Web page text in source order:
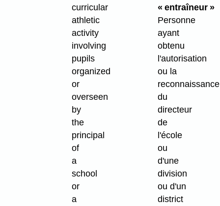
curricular
athletic
activity
involving
pupils
organized
or
overseen
by
the
principal
of
a
school
or
a
« entraîneur »
Personne
ayant
obtenu
l'autorisation
ou la
reconnaissance
du
directeur
de
l'école
ou
d'une
division
ou d'un
district